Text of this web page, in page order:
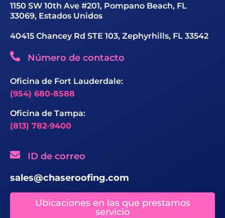
1150 SW 10th Ave #201, Pompano Beach, FL
33069, Estados Unidos
40415 Chancey Rd STE 103, Zephyrhills, FL 33542
Número de contacto
Oficina de Fort Lauderdale:
(954) 680-8588
Oficina de Tampa:
(813) 782-9400
ID de correo
sales@chaseroofing.com
Ubicaciones en las que prestamos
servicio